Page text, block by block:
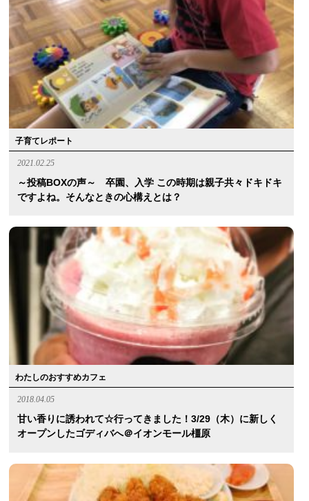
子育てレポート
2021.02.25
～投稿BOXの声～ 卒園、入学 この時期は親子共々ドキドキ
ですよね。そんなときの心構えとは？
わたしのおすすめカフェ
2018.04.05
甘い香りに誘われて☆行ってきました！3/29（木）に新しく
オープンしたゴディバへ＠イオンモール橿原